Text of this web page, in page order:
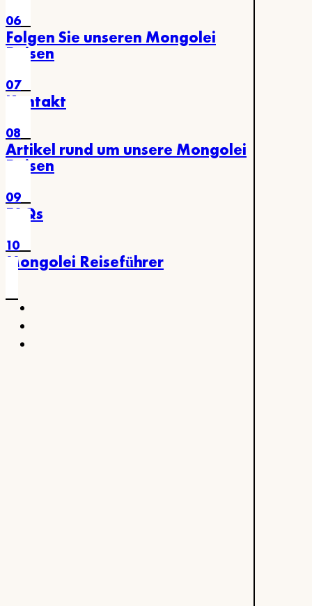
06
Folgen Sie unseren Mongolei
Reisen
07
Kontakt
08
Artikel rund um unsere Mongolei
Reisen
09
FAQs
10
Mongolei Reiseführer